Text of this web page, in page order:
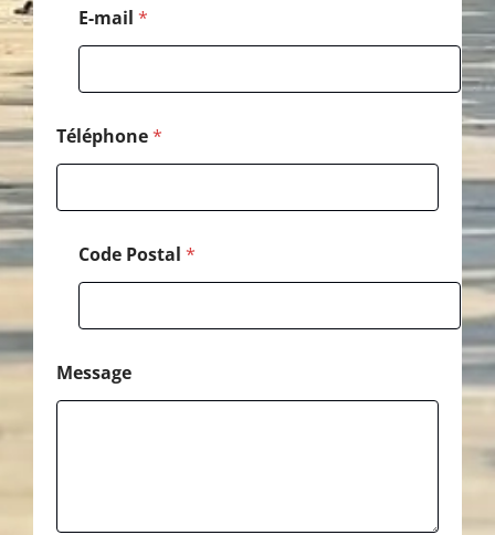
E-mail *
Téléphone*
Code Postal *
m
a
i
l
M
e
s
a
g
Message